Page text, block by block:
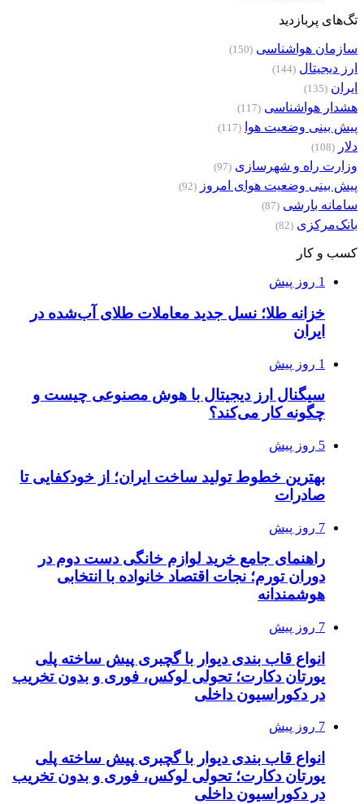
تگ‌های پربازدید
سازمان هواشناسی (150)
ارز دیجیتال (144)
ایران (135)
هشدار هواشناسی (117)
پیش بینی وضعیت هوا (117)
دلار (108)
وزارت راه و شهرسازی (97)
پیش بینی وضعیت هوای امروز (92)
سامانه بارشی (87)
بانک‌مرکزی (82)
کسب و کار
1 روز پیش
خزانه طلا؛ نسل جدید معاملات طلای آب‌شده در
ایران
1 روز پیش
سیگنال ارز دیجیتال با هوش مصنوعی چیست و
چگونه کار می‌کند؟
5 روز پیش
بهترین خطوط تولید ساخت ایران؛ از خودکفایی تا
صادرات
7 روز پیش
راهنمای جامع خرید لوازم خانگی دست دوم در
دوران تورم؛ نجات اقتصاد خانواده با انتخابی
هوشمندانه
7 روز پیش
انواع قاب بندی دیوار با گچبری پیش ساخته پلی
یورتان دکارت؛ تحولی لوکس، فوری و بدون تخریب
در دکوراسیون داخلی
7 روز پیش
انواع قاب بندی دیوار با گچبری پیش ساخته پلی
یورتان دکارت؛ تحولی لوکس، فوری و بدون تخریب
در دکوراسیون داخلی